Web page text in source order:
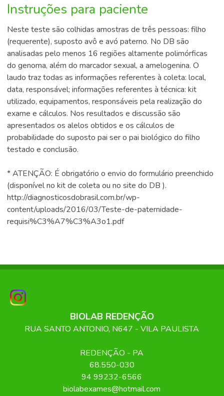
Instruções para paciente
Neste teste são colhidas amostras de três pessoas: filho
(requerente), suposto avô e avó paterno. No DB são
analisadas pelo menos 16 regiões altamente polimórficas
do genoma, além do marcador sexual, a amelogenina. O
laudo traz todas as informações referentes à coleta: local,
data, responsável; informações referentes à técnica: kit
utilizado, equipamentos, responsáveis pela realização do
exame e cálculos. Nos resultados e discussão são
apresentados os alelos obtidos e os cálculos de
probabilidade do suposto pai ser o pai biológico do filho
testado e conclusão.
* ATENÇÃO: É obrigatório o envio do formulário preenchido
(disponível no kit de coleta ou no site do DB ).
http://diagnosticosdobrasil.com.br/wp-
content/uploads/2016/03/Teste-de-paternidade-
requisi%C3%A7%C3%A3o1.pdf
BIOLAB REDENÇÃO
RUA SANTO ANTONIO, N647 - VILA PAULISTA
REDENÇÃO - PA
68.550-030
94 99232-6566
biolabexames@hotmail.com